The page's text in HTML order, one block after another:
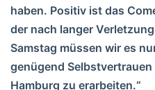
haben. Positiv ist das
der nach langer
Samstag müssen wir es
genügend
Hamburg zu erarbeiten.“